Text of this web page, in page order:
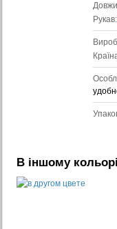
Рукав:
В іншому